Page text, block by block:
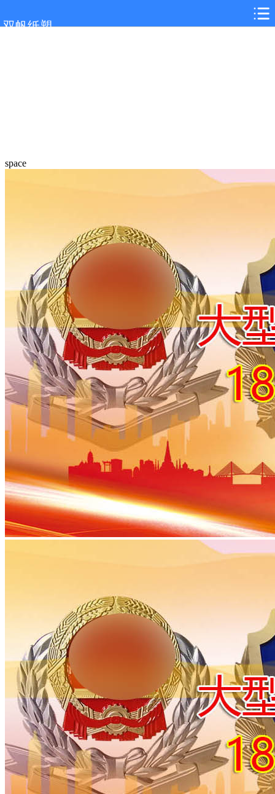
双帆纸塑
space